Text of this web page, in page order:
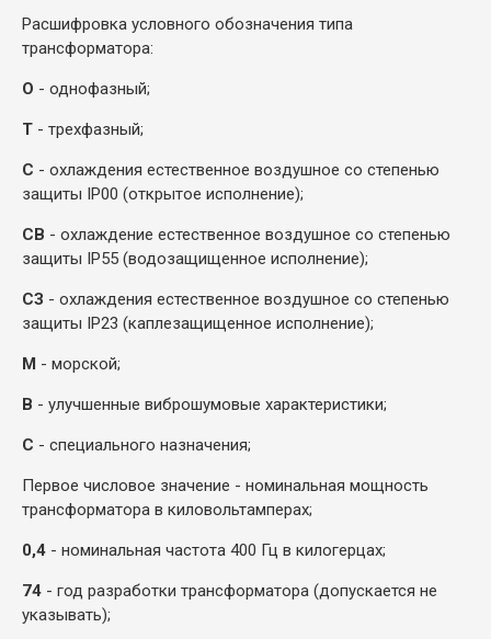
Расшифровка условного обозначения типа
трансформатора:
О - однофазный;
Т - трехфазный;
С - охлаждения естественное воздушное со степенью
защиты IP00 (открытое исполнение);
СВ - охлаждение естественное воздушное со степенью
защиты IP55 (водозащищенное исполнение);
СЗ - охлаждения естественное воздушное со степенью
защиты IP23 (каплезащищенное исполнение);
М - морской;
В - улучшенные виброшумовые характеристики;
С - специального назначения;
Первое числовое значение - номинальная мощность
трансформатора в киловольтамперах;
0,4 - номинальная частота 400 Гц в килогерцах;
74 - год разработки трансформатора (допускается не
указывать);